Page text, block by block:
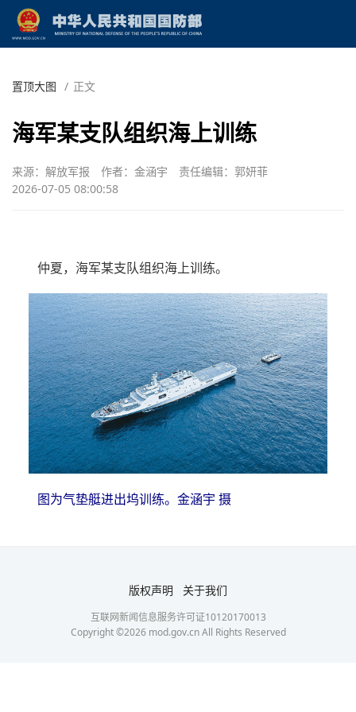
置顶大图 / 正文
海军某支队组织海上训练
来源：解放军报 作者：金涵宇
责任编辑：郭妍菲
2026-07-05 08:00:58
仲夏，海军某支队组织海上训练。
图为气垫艇进出坞训练。金涵宇 摄
版权声明 关于我们
互联网新闻信息服务许可证10120170013
Copyright ©2026mod.gov.cn All Rights Reserved